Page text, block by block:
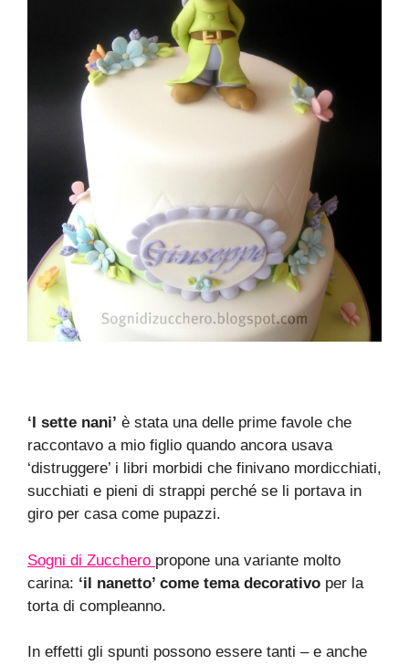
‘I sette nani’ è stata una delle prime favole che
raccontavo a mio figlio quando ancora usava
‘distruggere’ i libri morbidi che finivano mordicchiati,
succhiati e pieni di strappi perché se li portava in
giro per casa come pupazzi.
Sogni di Zucchero propone una variante molto
carina: ‘il nanetto’ come tema decorativo per la
torta di compleanno.
In effetti gli spunti possono essere tanti – e anche